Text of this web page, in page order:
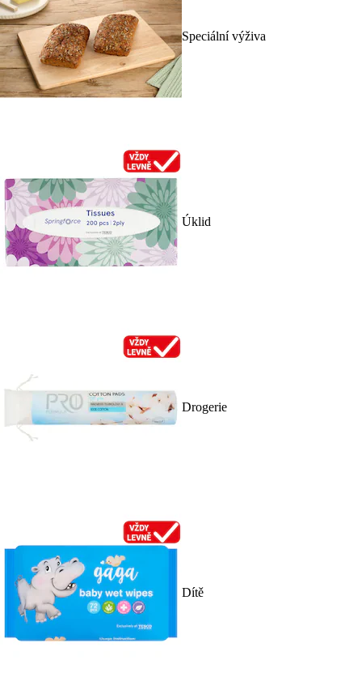
Speciální výživa
Úklid
Drogerie
Dítě